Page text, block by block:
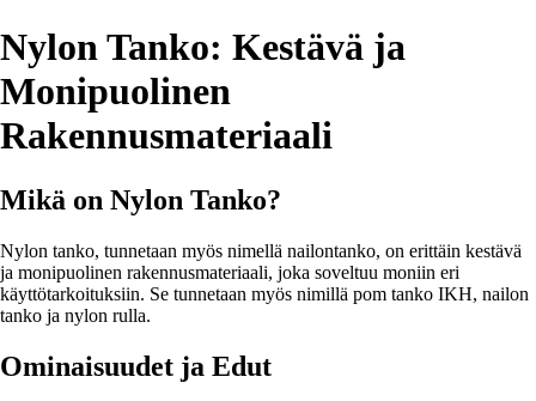
Nylon Tanko: Kestävä ja
Monipuolinen
Rakennusmateriaali
Mikä on Nylon Tanko?
Nylon tanko, tunnetaan myös nimellä nailontanko, on erittäin kestävä
ja monipuolinen rakennusmateriaali, joka soveltuu moniin eri
käyttötarkoituksiin. Se tunnetaan myös nimillä pom tanko IKH, nailon
tanko ja nylon rulla.
Ominaisuudet ja Edut